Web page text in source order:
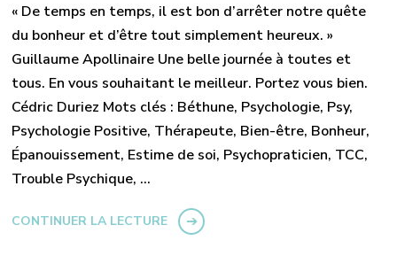
« De temps en temps, il est bon d’arrêter notre quête
du bonheur et d’être tout simplement heureux. »
Guillaume Apollinaire Une belle journée à toutes et
tous. En vous souhaitant le meilleur. Portez vous bien.
Cédric Duriez Mots clés : Béthune, Psychologie, Psy,
Psychologie Positive, Thérapeute, Bien-être, Bonheur,
Épanouissement, Estime de soi, Psychopraticien, TCC,
Trouble Psychique, …
CONTINUER LA LECTURE